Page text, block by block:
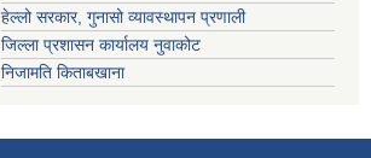
हेल्लो सरकार, गुनासो व्यावस्थापन प्रणाली
जिल्ला प्रशासन कार्यालय नुवाकोट
निजामति किताबखाना